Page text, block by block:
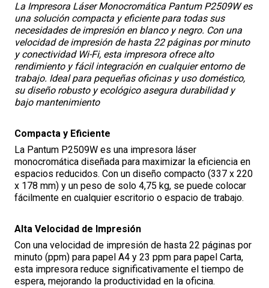
La Impresora Láser Monocromática Pantum P2509W es
una solución compacta y eficiente para todas sus
necesidades de impresión en blanco y negro. Con una
velocidad de impresión de hasta 22 páginas por minuto
y conectividad Wi-Fi, esta impresora ofrece alto
rendimiento y fácil integración en cualquier entorno de
trabajo. Ideal para pequeñas oficinas y uso doméstico,
su diseño robusto y ecológico asegura durabilidad y
bajo mantenimiento
Compacta y Eficiente
La Pantum P2509W es una impresora láser
monocromática diseñada para maximizar la eficiencia en
espacios reducidos. Con un diseño compacto (337 x 220
x 178 mm) y un peso de solo 4,75 kg, se puede colocar
fácilmente en cualquier escritorio o espacio de trabajo.
Alta Velocidad de Impresión
Con una velocidad de impresión de hasta 22 páginas por
minuto (ppm) para papel A4 y 23 ppm para papel Carta,
esta impresora reduce significativamente el tiempo de
espera, mejorando la productividad en la oficina.